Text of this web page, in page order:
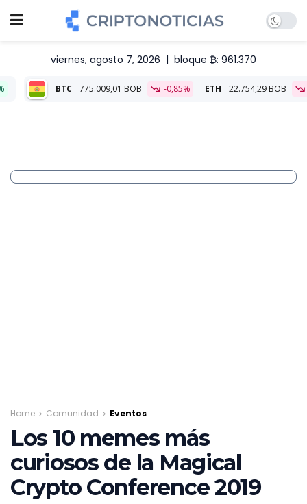
viernes, agosto 7, 2026 | bloque ₿: 961.370
-0,85% ETH 22.754,29 BOB -0,46% Aliado
Home Comunidad Eventos
Los 10 memes más
curiosos de la Magical
Crypto Conference 2019